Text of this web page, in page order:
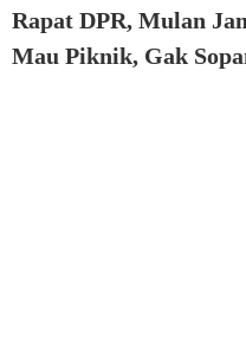
Rapat DPR, Mulan
Mau Piknik, Gak